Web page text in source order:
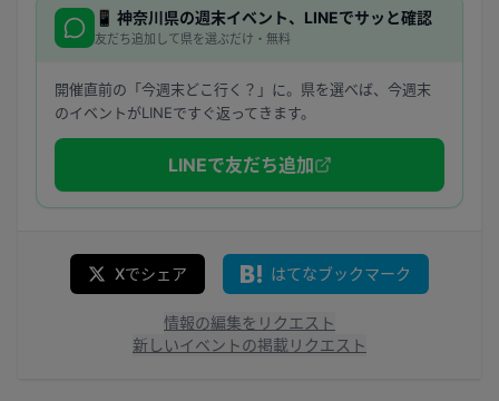
📱 神奈川県の週末イベント、LINEでサッと確認
友だち追加して県を選ぶだけ・無料
開催直前の「今週末どこ行く？」に。県を選べば、今週末
のイベントがLINEですぐ返ってきます。
LINEで友だち追加
Xでシェア はてなブックマーク
情報の編集をリクエスト
新しいイベントの掲載リクエスト